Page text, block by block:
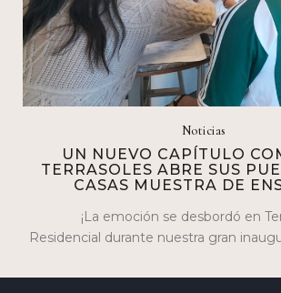
Noticias
UN NUEVO CAPÍTULO
TERRASOLES ABRE SUS
CASAS MUESTRA DE
¡La emoción se desbordó en
Residencial durante nuestra gran